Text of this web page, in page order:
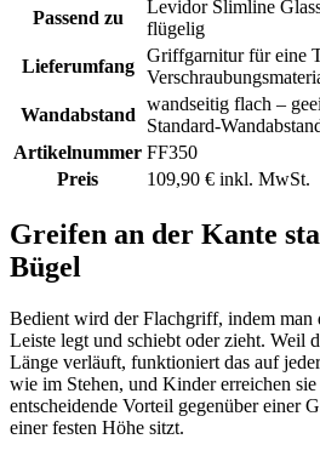
Passend zu
Levidor Slimline
flügelig
Lieferumfang
Griffgarnitur für eine
Wandabstand
wandseitig flach –
Standard-
Artikelnummer FF350
Preis
109,90 € inkl. MwSt.
Greifen an der Kante
Bügel
Bedient wird der Flachgriff, indem man
Leiste legt und schiebt oder zieht. Weil
Länge verläuft, funktioniert das auf
wie im Stehen, und Kinder erreichen
entscheidende Vorteil gegenüber einer
einer festen Höhe sitzt.